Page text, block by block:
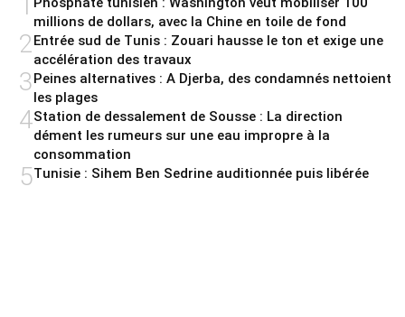
millions de dollars, avec la Chine en toile de fond
2Entrée sud de Tunis : Zouari hausse le ton et exige une
accélération des travaux
3Peines alternatives : A Djerba, des condamnés nettoient
les plages
4Station de dessalement de Sousse : La direction
dément les rumeurs sur une eau impropre à la
consommation
5Tunisie : Sihem Ben Sedrine auditionnée puis libérée